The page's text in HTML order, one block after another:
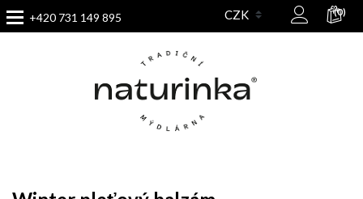
+420 731 149 895 (0)